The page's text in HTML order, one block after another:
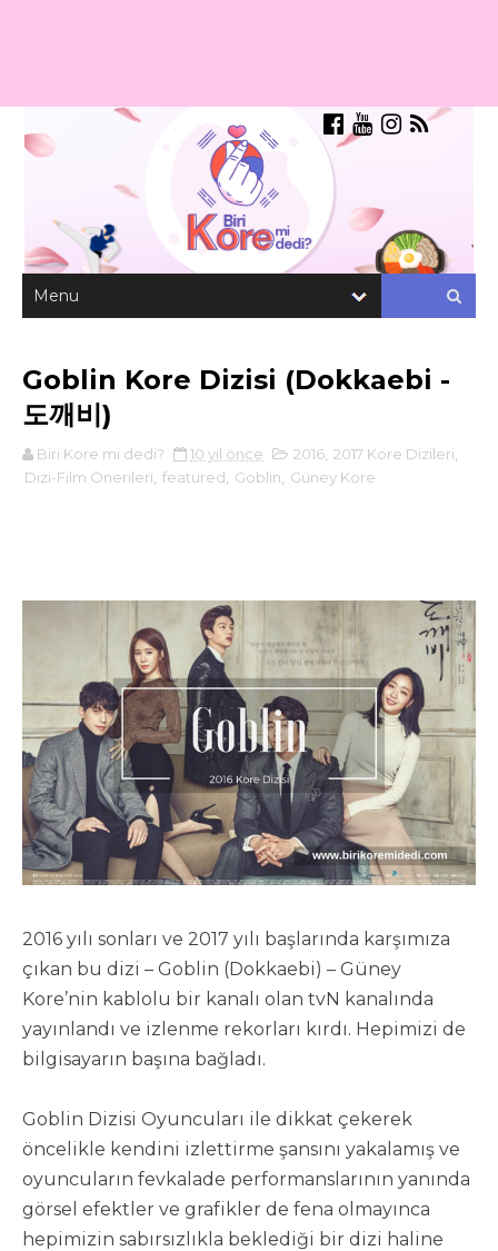
Goblin Kore Dizisi (Dokkaebi -
도깨비)
Biri Kore mi dedi? 10 yıl önce 2016, 2017 Kore Dizileri,
Dizi-Film Önerileri, featured, Goblin, Güney Kore
2016 yılı sonları ve 2017 yılı başlarında karşımıza
çıkan bu dizi – Goblin (Dokkaebi) – Güney
Kore’nin kablolu bir kanalı olan tvN kanalında
yayınlandı ve izlenme rekorları kırdı. Hepimizi de
bilgisayarın başına bağladı.
Goblin Dizisi Oyuncuları ile dikkat çekerek
öncelikle kendini izlettirme şansını yakalamış ve
oyuncuların fevkalade performanslarının yanında
görsel efektler ve grafikler de fena olmayınca
hepimizin sabırsızlıkla beklediği bir dizi haline